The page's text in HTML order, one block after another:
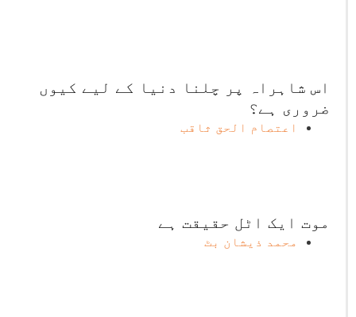
اس شاہراہ پر چلنا دنیا کے لیے کیوں
ضروری ہے؟
اعتصام الحق ثاقب
موت ایک اٹل حقیقت ہے
محمد ذیشان بٹ